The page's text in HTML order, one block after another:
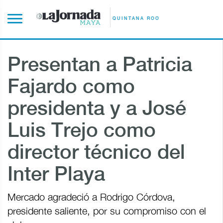
QUINTANA ROO
Presentan a Patricia
Fajardo como
presidenta y a José
Luis Trejo como
director técnico del
Inter Playa
Mercado agradeció a Rodrigo Córdova,
presidente saliente, por su compromiso con el